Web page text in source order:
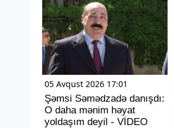
05 Avqust 2026 17:01
Şəmsi Səmədzadə danışdı:
O daha mənim həyat
yoldaşım deyil - VİDEO